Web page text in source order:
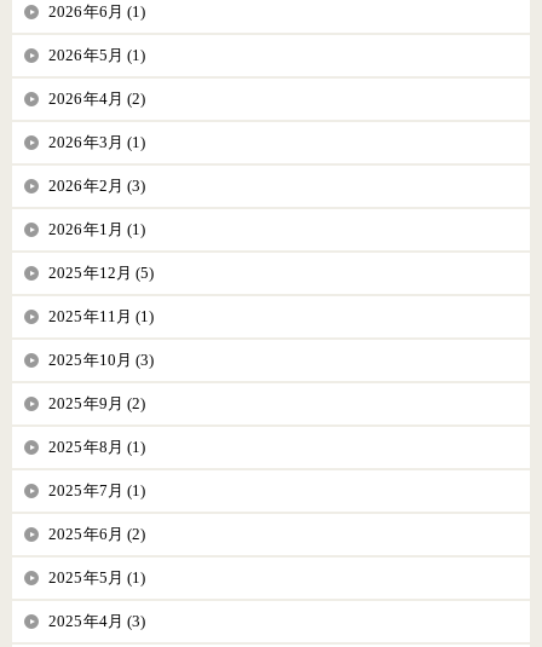
2026年6月 (1)
2026年5月 (1)
2026年4月 (2)
2026年3月 (1)
2026年2月 (3)
2026年1月 (1)
2025年12月 (5)
2025年11月 (1)
2025年10月 (3)
2025年9月 (2)
2025年8月 (1)
2025年7月 (1)
2025年6月 (2)
2025年5月 (1)
2025年4月 (3)